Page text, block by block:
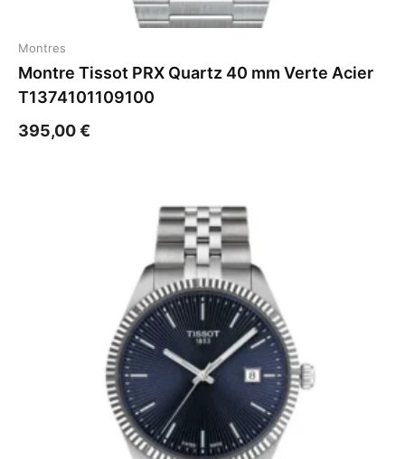
Montres
Montre Tissot PRX Quartz 40 mm Verte Acier
T1374101109100
395,00€